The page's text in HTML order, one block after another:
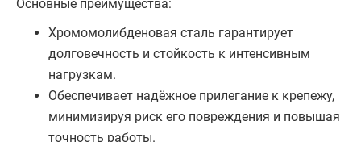
Основные преимущества:
Хромомолибденовая сталь гарантирует
долговечность и стойкость к интенсивным
нагрузкам.
Обеспечивает надёжное прилегание к крепежу,
минимизируя риск его повреждения и повышая
точность работы.